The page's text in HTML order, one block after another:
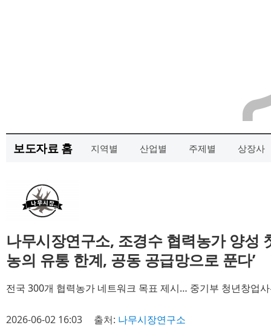
보도자료 홈 지역별 산업별 주제별 상장사
나무시장연구소, 조경수 협력농가 양성
농의 유통 한계, 공동 공급망으로 푼다’
전국 300개 협력농가 네트워크 목표 제시… 중기부 청년창업
2026-06-02 16:03 출처: 나무시장연구소